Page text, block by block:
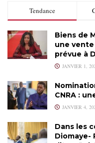
Tendance
Biens de
une
prévue à
JANVIER 1,
CNRA :
JANVIER 4,
Dans les
Diomaye-